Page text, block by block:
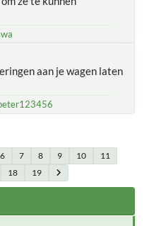
aan je wagen laten
6 7 8 9 10
11
18 19